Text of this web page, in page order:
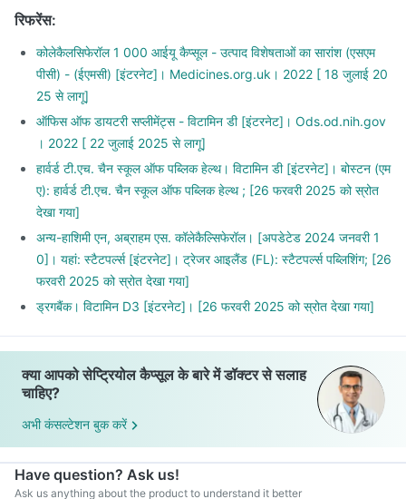
रिफरेंस:
कोलेकैलसिफेरॉल 1 000 आईयू कैप्सूल - उत्पाद विशेषताओं का सारांश (एसएम
पीसी) - (ईएमसी) [इंटरनेट]। Medicines.org.uk। 2022 [ 18 जुलाई 20
25 से लागू]
ऑफिस ऑफ डायटरी सप्लीमेंट्स - विटामिन डी [इंटरनेट]। Ods.od.nih.gov
। 2022 [ 22 जुलाई 2025 से लागू]
हार्वर्ड टी.एच. चैन स्कूल ऑफ पब्लिक हेल्थ। विटामिन डी [इंटरनेट]। बोस्टन (एम
ए): हार्वर्ड टी.एच. चैन स्कूल ऑफ पब्लिक हेल्थ ; [26 फरवरी 2025 को स्रोत
देखा गया]
अन्य-हाशिमी एन, अब्राहम एस. कॉलेकैल्सिफेरॉल। [अपडेटेड 2024 जनवरी 1
0]। यहां: स्टैटपर्ल्स [इंटरनेट]। ट्रेजर आइलैंड (FL): स्टैटपर्ल्स पब्लिशिंग; [26
फरवरी 2025 को स्रोत देखा गया]
ड्रगबैंक। विटामिन D3 [इंटरनेट]। [26 फरवरी 2025 को स्रोत देखा गया]
क्या आपको सेप्ट्रियोल कैप्सूल के बारे में डॉक्टर से सलाह
चाहिए?
अभी कंसल्टेशन बुक करें
Have question? Ask us!
Ask us anything about the product to understand it better